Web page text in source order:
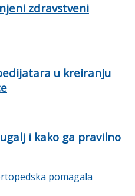
zdravstveni
u kreiranju
i kako ga pravilno